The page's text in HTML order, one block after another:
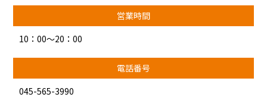
営業時間
10：00～20：00
電話番号
045-565-3990